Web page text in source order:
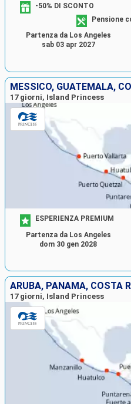
-50% DI SCONTO
Pensione
Partenza da Los Angeles
sab 03 apr 2027
17 giorni, Island Princess
ESPERIENZA PREMIUM
Partenza da Los Angeles
dom 30 gen 2028
ARUBA, PANAMA, COSTA
17 giorni, Island Princess